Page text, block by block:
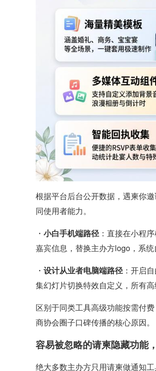
根据平台后台公开数据，遇柬你
同使用者能力。
・ 小白手机端路径：直接在小程
嘉宾信息，替换主办方logo，系
・ 设计从业者电脑端路径：开启
集幻灯片切换特效自定义，所有高
区别于同类工具高级功能按需付
商协会圈子口碑传播的核心原因。
容易被忽略的请柬隐藏功能
绝大多数主办方只用请柬做通知